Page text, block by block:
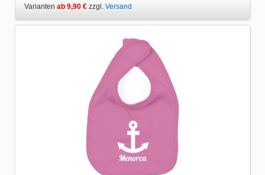
Varianten ab 9,90 € zzgl. Versand